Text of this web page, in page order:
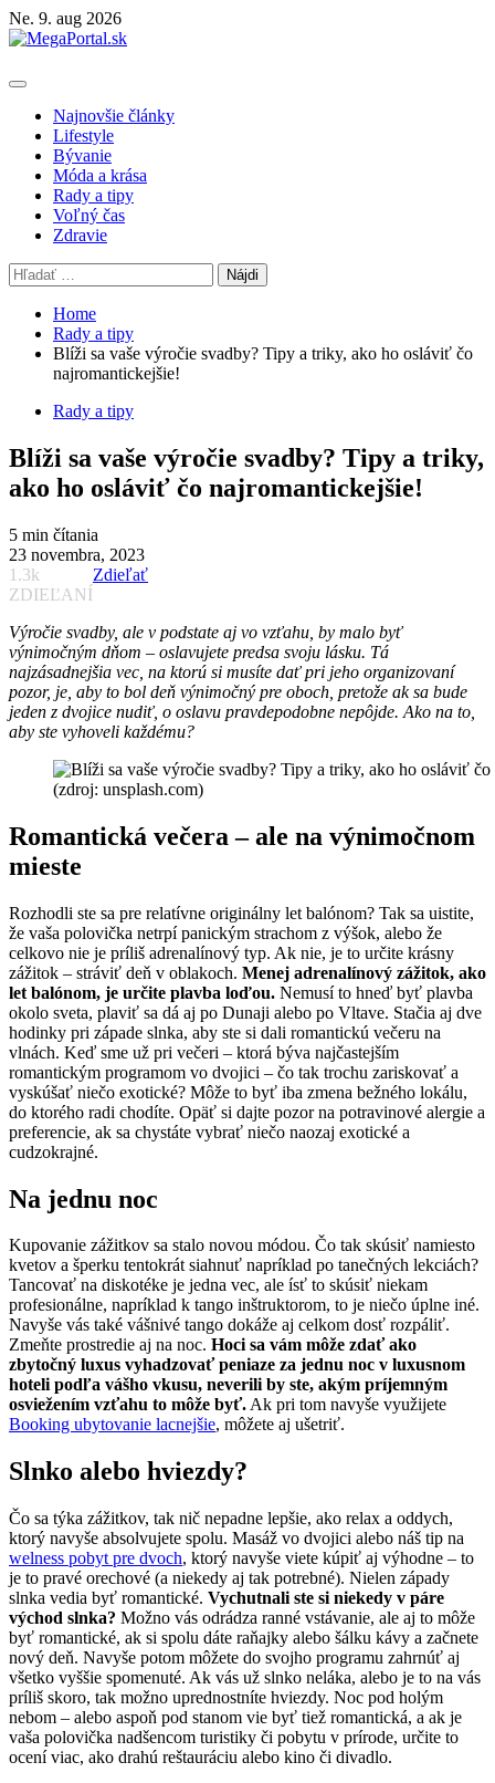
Skip
to
Ne. 9. aug 2026
Primary
Najnovšie články
Lifestyle
Bývanie
Móda a krása
Rady a tipy
Voľný čas
Zdravie
Hľadať:
Home
Rady a tipy
Blíži sa vaše výročie svadby? Tipy a triky, ako ho osláviť čo
najromantickejšie!
Rady a tipy
Blíži sa vaše výročie svadby? Tipy a triky,
ako ho osláviť čo najromantickejšie!
5 min čítania
23 novembra, 2023
1.3k
ZDIEĽANÍ
Zdieľať
Výročie svadby, ale v podstate aj vo vzťahu, by malo byť
výnimočným dňom – oslavujete predsa svoju lásku. Tá
najzásadnejšia vec, na ktorú si musíte dať pri jeho organizovaní
pozor, je, aby to bol deň výnimočný pre oboch, pretože ak sa bude
jeden z dvojice nudiť, o oslavu pravdepodobne nepôjde. Ako na to,
aby ste vyhoveli každému?
(zdroj: unsplash.com)
Romantická večera – ale na výnimočnom
mieste
Rozhodli ste sa pre relatívne originálny let balónom? Tak sa uistite,
že vaša polovička netrpí panickým strachom z výšok, alebo že
celkovo nie je príliš adrenalínový typ. Ak nie, je to určite krásny
zážitok – stráviť deň v oblakoch. Menej adrenalínový zážitok, ako
let balónom, je určite plavba loďou. Nemusí to hneď byť plavba
okolo sveta, plaviť sa dá aj po Dunaji alebo po Vltave. Stačia aj dve
hodinky pri západe slnka, aby ste si dali romantickú večeru na
vlnách. Keď sme už pri večeri – ktorá býva najčastejším
romantickým programom vo dvojici – čo tak trochu zariskovať a
vyskúšať niečo exotické? Môže to byť iba zmena bežného lokálu,
do ktorého radi chodíte. Opäť si dajte pozor na potravinové alergie a
preferencie, ak sa chystáte vybrať niečo naozaj exotické a
cudzokrajné.
Na jednu noc
Kupovanie zážitkov sa stalo novou módou. Čo tak skúsiť namiesto
kvetov a šperku tentokrát siahnuť napríklad po tanečných lekciách?
Tancovať na diskotéke je jedna vec, ale ísť to skúsiť niekam
profesionálne, napríklad k tango inštruktorom, to je niečo úplne iné.
Navyše vás také vášnivé tango dokáže aj celkom dosť rozpáliť.
Zmeňte prostredie aj na noc. Hoci sa vám môže zdať ako
zbytočný luxus vyhadzovať peniaze za jednu noc v luxusnom
hoteli podľa vášho vkusu, neverili by ste, akým príjemným
osviežením vzťahu to môže byť.Ak pri tom navyše využijete
Booking ubytovanie lacnejšie, môžete aj ušetriť.
Slnko alebo hviezdy?
Čo sa týka zážitkov, tak nič nepadne lepšie, ako relax a oddych,
ktorý navyše absolvujete spolu. Masáž vo dvojici alebo náš tip na
welness pobyt pre dvoch, ktorý navyše viete kúpiť aj výhodne – to
je to pravé orechové (a niekedy aj tak potrebné). Nielen západy
slnka vedia byť romantické. Vychutnali ste si niekedy v páre
východ slnka? Možno vás odrádza ranné vstávanie, ale aj to môže
byť romantické, ak si spolu dáte raňajky alebo šálku kávy a začnete
nový deň. Navyše potom môžete do svojho programu zahrnúť aj
všetko vyššie spomenuté. Ak vás už slnko neláka, alebo je to na vás
príliš skoro, tak možno uprednostníte hviezdy. Noc pod holým
nebom – alebo aspoň pod stanom vie byť tiež romantická, a ak je
vaša polovička nadšencom turistiky či pobytu v prírode, určite to
ocení viac, ako drahú reštauráciu alebo kino či divadlo.